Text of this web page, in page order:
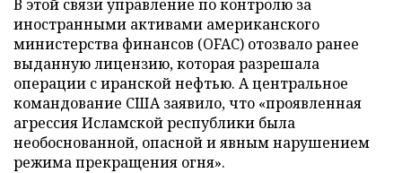
В этой связи управление по контролю за
иностранными активами американского
министерства финансов (OFAC) отозвало ранее
выданную лицензию, которая разрешала
операции с иранской нефтью. А центральное
командование США заявило, что «проявленная
агрессия Исламской республики была
необоснованной, опасной и явным нарушением
режима прекращения огня».